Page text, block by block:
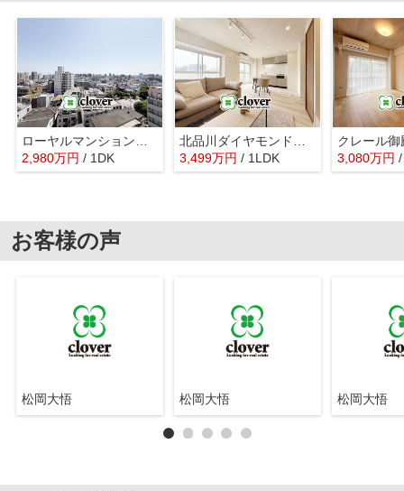
2,980万円 / 1DK
3,499万円 / 1LDK
クレール御
3,080万円
お客様の声
松岡大悟 松岡大悟 松岡大悟